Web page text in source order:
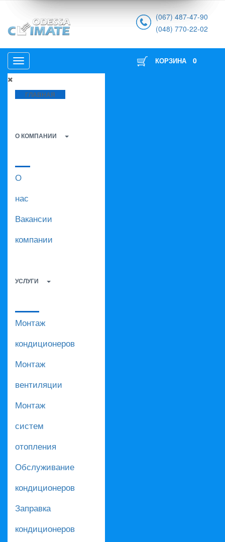
(067) 487-47-90
(048) 770-22-02
ГЛАВНАЯ
О КОМПАНИИ
О
нас
Вакансии
компании
УСЛУГИ
Монтаж
кондиционеров
Монтаж
вентиляции
Монтаж
систем
отопления
Обслуживание
кондиционеров
Заправка
кондиционеров
КОРЗИНА 0